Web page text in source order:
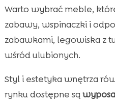
Warto wybrać meble,
zabawy, wspinaczki i
zabawkami, legowiska z
wśród ulubionych.
Styl i estetyka wnętrza
rynku dostępne są